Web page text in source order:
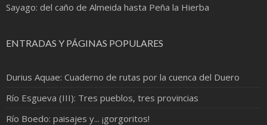
Sayago: del caño de Almeida hasta Peña la Hierba
ENTRADAS Y PÁGINAS POPULARES
Durius Aquae: Cuaderno de rutas por la cuenca del Duero
Río Esgueva (III): Tres pueblos, tres provincias
Río Boedo: paisajes y... ¡gorgoritos!